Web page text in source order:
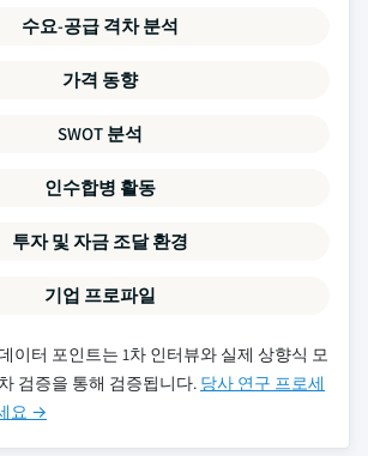
수요-공급 격차 분석
가격 동향
SWOT 분석
인수합병 활동
투자 및 자금 조달 환경
기업 프로파일
이터 포인트는 1차 인터뷰와 실제 상향식 모
검증을 통해 검증됩니다. 당사 연구 프로세
요 →